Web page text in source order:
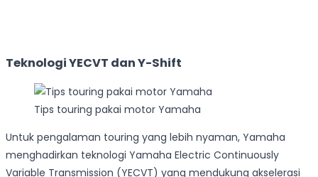
Teknologi YECVT dan Y-Shift
Tips touring pakai motor Yamaha
Untuk pengalaman touring yang lebih nyaman, Yamaha
menghadirkan teknologi Yamaha Electric Continuously
Variable Transmission (YECVT) yang mendukung akselerasi